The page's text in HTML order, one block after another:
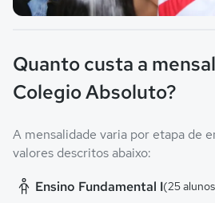
Quanto custa a
Colegio Absoluto?
A mensalidade varia por etapa de
valores descritos abaixo:
Ensino Fundamental I(25